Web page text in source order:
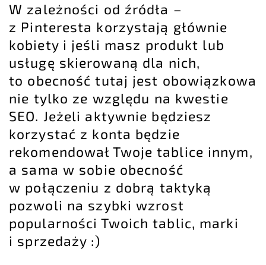
W zależności od źródła –
z Pinteresta korzystają głównie
kobiety i jeśli masz produkt lub
usługę skierowaną dla nich,
to obecność tutaj jest obowiązkowa
nie tylko ze względu na kwestie
SEO. Jeżeli aktywnie będziesz
korzystać z konta będzie
rekomendował Twoje tablice innym,
a sama w sobie obecność
w połączeniu z dobrą taktyką
pozwoli na szybki wzrost
popularności Twoich tablic, marki
i sprzedaży :)